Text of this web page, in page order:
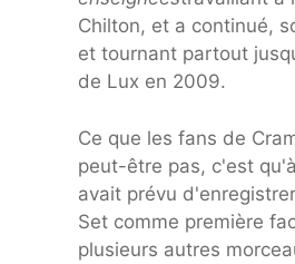
Chilton, et a continué,
et tournant partout
de Lux en 2009.
Ce que les fans de
peut-être pas, c'est
avait prévu
Set comme première
plusieurs autres